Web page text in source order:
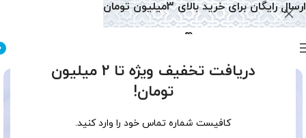
دریافت تخفیف ویژه تا 2 میلیون
تومان!
کافیست شماره تماس خود را وارد کنید.
ارسال رایگان برای خرید بالای 3میلیون تومان